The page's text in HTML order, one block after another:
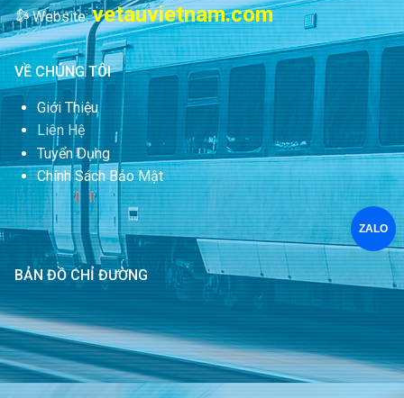
Website:vetauvietnam.com
VỀ CHÚNG TÔI
Giới Thiệu
Liên Hệ
Tuyển Dụng
Chính Sách Bảo Mật
BẢN ĐỒ CHỈ ĐƯỜNG
ZALO